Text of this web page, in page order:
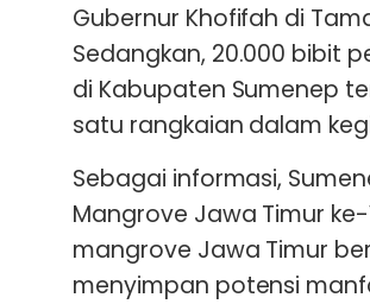
Gubernur Khofifah di
Sedangkan, 20.000 bibit
di Kabupaten Sumenep
satu rangkaian dalam
Sebagai informasi,
Mangrove Jawa Timur
mangrove Jawa Timur
menyimpan potensi